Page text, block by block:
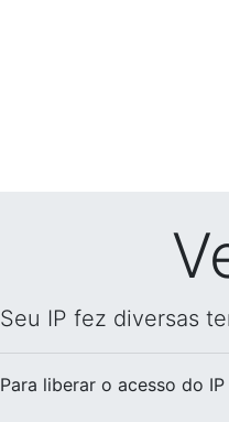
Seu IP fez diversas
Para liberar o acesso do IP